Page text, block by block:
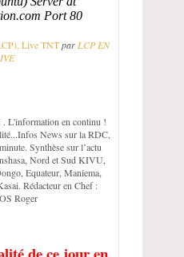
Live TNTpar LCP EN
. L'information en continu !
News sur la RDC,
Synthèse sur l’actu
Nord et Sud KIVU,
Equateur, Maniema,
Rédacteur en Chef :
Roger